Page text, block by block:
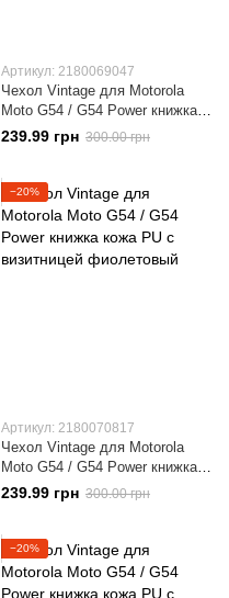
Артикул: 2180069047
Чехол Vintage для Motorola
Moto G54 / G54 Power книжка
кожа PU с визитницей голубой
239.99 грн 300.00 грн
−20%
Артикул: 2180070817
Чехол Vintage для Motorola
Moto G54 / G54 Power книжка
кожа PU с визитницей
фиолетовый
239.99 грн 300.00 грн
−20%